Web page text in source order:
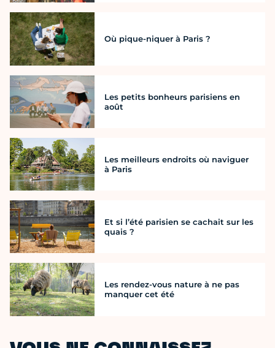
Où pique-niquer à Paris ?
Les petits bonheurs parisiens en
août
Les meilleurs endroits où naviguer
à Paris
Et si l’été parisien se cachait sur les
quais ?
Les rendez-vous nature à ne pas
manquer cet été